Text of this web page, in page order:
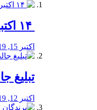
اکتبر 15, 2019
تبلیغ
اکتبر 12, 2019